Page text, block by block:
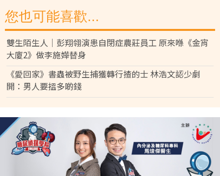
您也可能喜歡...
雙生陌生人｜彭翔翎演患自閉症農莊員工 原來喺《金宵
大廈2》做李施嬅替身
《愛回家》書蟲被野生捕獲轉行揸的士 林浩文認少劇
開：男人要搵多啲錢